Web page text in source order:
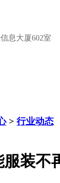
息大厦602室
> 行业动态
装不